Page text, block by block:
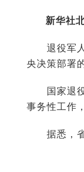
新华社
退役军人
央决策部署
国家退役
事务性工作
据悉，省